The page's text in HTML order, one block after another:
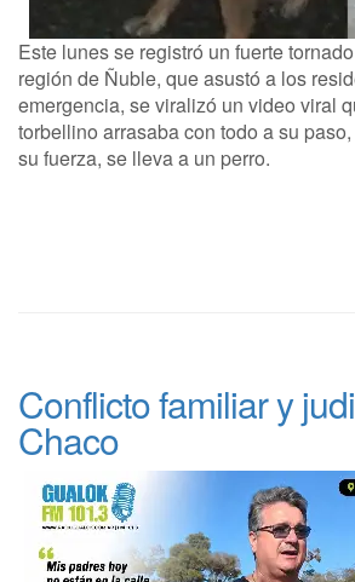
Este lunes se registró un fuerte
región de Ñuble, que asustó a los
emergencia, se viralizó un video viral
torbellino arrasaba con todo a su
su fuerza, se lleva a un perro.
Conflicto familiar y
Chaco